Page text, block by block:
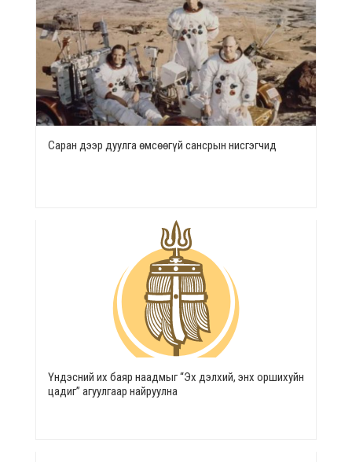
Саран дээр дуулга өмсөөгүй сансрын нисгэгчид
Үндэсний их баяр наадмыг “Эх дэлхий, энх оршихуйн
цадиг” агуулгаар найруулна